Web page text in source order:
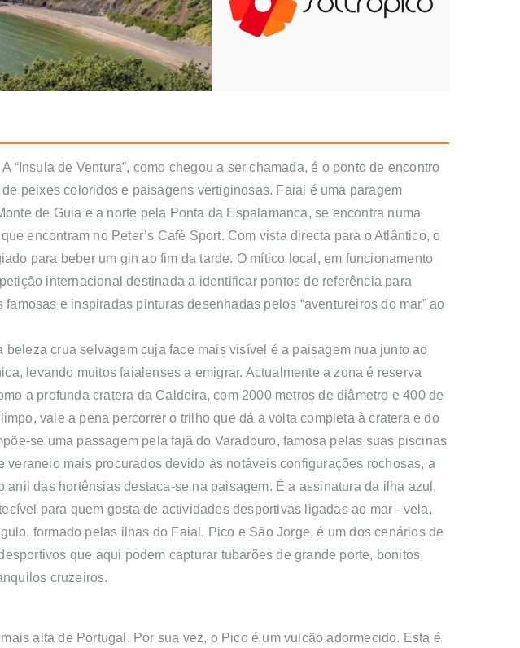
de Ventura”, como chegou a ser chamada, é o ponto de encontro
peixes coloridos e paisagens vertiginosas. Faial é uma paragem
de Guia e a norte pela Ponta da Espalamanca, se encontra numa
encontram no Peter’s Café Sport. Com vista directa para o Atlântico, o
para beber um gin ao fim da tarde. O mítico local, em funcionamento
internacional destinada a identificar pontos de referência para
e inspiradas pinturas desenhadas pelos “aventureiros do mar” ao
crua selvagem cuja face mais visível é a paisagem nua junto ao
levando muitos faialenses a emigrar. Actualmente a zona é reserva
a profunda cratera da Caldeira, com 2000 metros de diâmetro e 400 de
vale a pena percorrer o trilho que dá a volta completa à cratera e do
se uma passagem pela fajã do Varadouro, famosa pelas suas piscinas
mais procurados devido às notáveis configurações rochosas, a
das hortênsias destaca-se na paisagem. É a assinatura da ilha azul,
para quem gosta de actividades desportivas ligadas ao mar - vela,
formado pelas ilhas do Faial, Pico e São Jorge, é um dos cenários de
que aqui podem capturar tubarões de grande porte, bonitos,
cruzeiros.
alta de Portugal. Por sua vez, o Pico é um vulcão adormecido. Esta é